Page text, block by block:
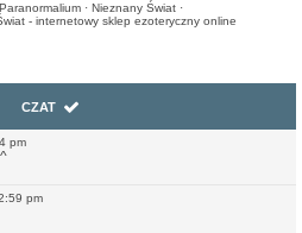
· Nieznany Świat·
- internetowy sklep ezoteryczny online
CZAT
pm
pm